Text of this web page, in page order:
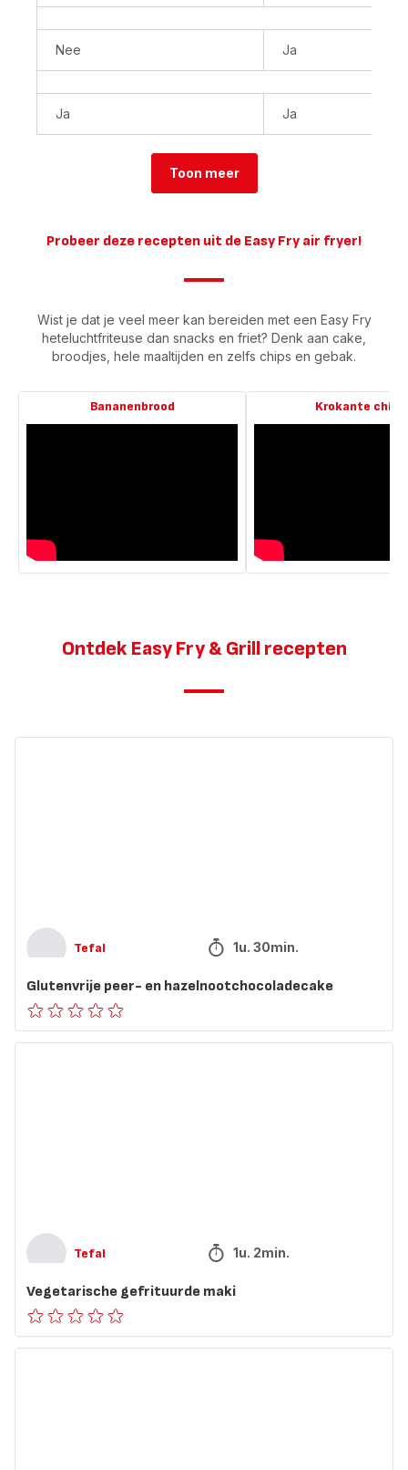
7
programma's
-
6
programma's
Nee Ja
Ja Ja
Toon meer
Probeer deze recepten uit de Easy Fry air fryer!
Wist je dat je veel meer kan bereiden met een Easy Fry
heteluchtfriteuse dan snacks en friet? Denk aan cake,
broodjes, hele maaltijden en zelfs chips en gebak.
Bananenbrood Krokante chips
Ontdek Easy Fry & Grill recepten
Tefal 1u. 30min.
Glutenvrije peer- en hazelnootchocoladecake
ratings.0
Tefal 1u. 2min.
Vegetarische gefrituurde maki
ratings.0